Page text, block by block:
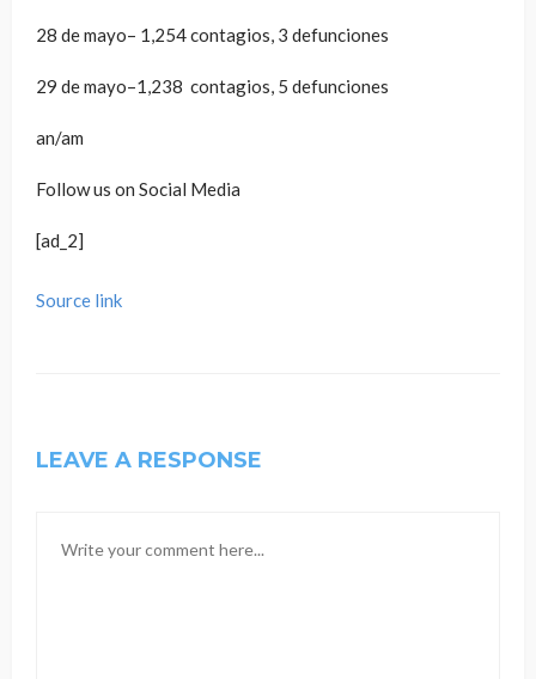
28 de mayo– 1,254 contagios, 3 defunciones
29 de mayo–1,238 contagios, 5 defunciones
an/am
Follow us on Social Media
[ad_2]
Source link
LEAVE A RESPONSE